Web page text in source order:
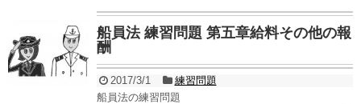
船員法 練習問題 第五章給料その他の報
酬
2017/3/1
練習問題
船員法の練習問題